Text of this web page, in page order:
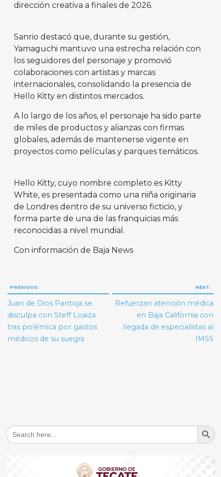
dirección creativa a finales de 2026.
Sanrio destacó que, durante su gestión,
Yamaguchi mantuvo una estrecha relación con
los seguidores del personaje y promovió
colaboraciones con artistas y marcas
internacionales, consolidando la presencia de
Hello Kitty en distintos mercados.
A lo largo de los años, el personaje ha sido parte
de miles de productos y alianzas con firmas
globales, además de mantenerse vigente en
proyectos como películas y parques temáticos.
Hello Kitty, cuyo nombre completo es Kitty
White, es presentada como una niña originaria
de Londres dentro de su universo ficticio, y
forma parte de una de las franquicias más
reconocidas a nivel mundial.
Con información de Baja News
Navegación
de
entradas
PREVIOUS:
Juan de Dios Pantoja se
disculpa con Steff Loaiza
tras polémica por gastos
médicos de su suegra
NEXT:
Refuerzan atención médica
en Baja California con
llegada de especialistas al
IMSS
Search
for:
Search